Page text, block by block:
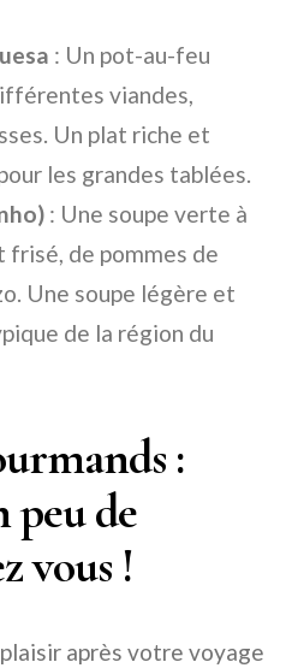
: Un pot-au-feu
viandes,
Un plat riche et
les grandes tablées.
: Une soupe verte à
frisé, de pommes de
Une soupe légère et
de la région du
:
peu de
vous !
après votre voyage